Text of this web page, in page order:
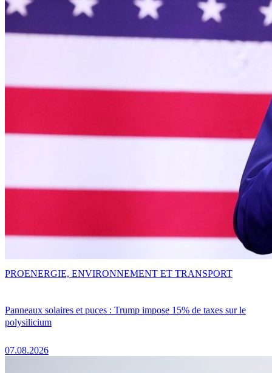
Panneaux solaires et puces : Trump impose 15% de taxes sur le
polysilicium
07.08.2026
PROENERGIE, ENVIRONNEMENT ET TRANSPORT